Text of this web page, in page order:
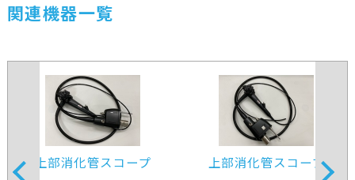
関連機器一覧
上部消化管スコープ 上部消化管スコープ